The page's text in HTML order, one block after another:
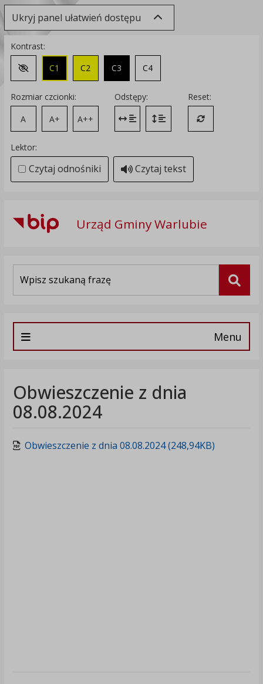
Ukryj panel ułatwień dostępu
Kontrast:
Zmień kontrast na domyślny
C1 C2 C3 C4
Rozmiar czcionki:
A
A+ A++
Odstępy:
Zmień odstęp między literami
Zmień interlinię i margines
Reset:
Przywróć
Lektor:
Czytaj odnośniki Czytaj tekst
Urząd Gminy Warlubie
Menu
Obwieszczenie z dnia
08.08.2024
Obwieszczenie z dnia 08.08.2024 (248,94KB)